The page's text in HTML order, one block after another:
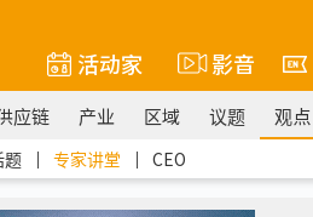
活动家 影音
应链 产业 区域 议题 观点
题 ｜ 专家讲堂 ｜ CEO